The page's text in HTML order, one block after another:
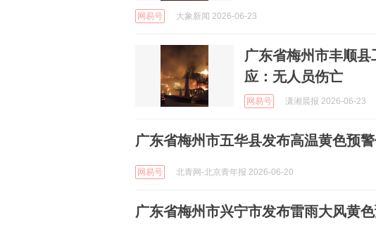
网易号 大象新闻 2026-06-23
广东省梅州市丰顺
应：无人员伤亡
网易号 潇湘晨报 2026-06-23
广东省梅州市五华县发布高温黄色预
网易号 北青网-北京青年报 2026-06-20
广东省梅州市兴宁市发布雷雨大风黄